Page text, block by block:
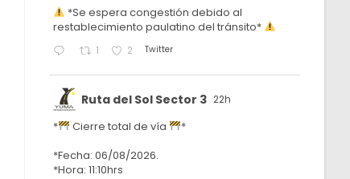
*Se espera congestión debido al
restablecimiento paulatino del tránsito*
1 2 Twitter
Ruta del Sol Sector 3 22h
* Cierre total de vía
*
*Fecha: 06/08/2026.
*Hora: 11:10hrs